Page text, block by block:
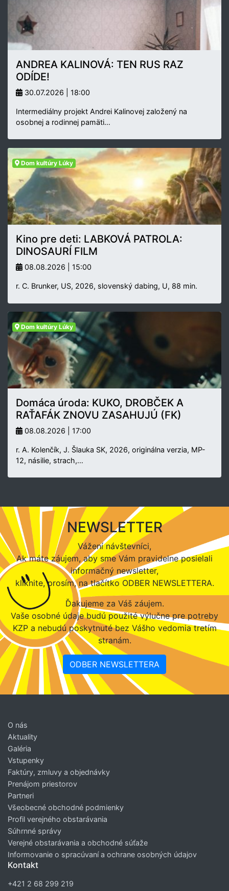
ANDREA KALINOVÁ: TEN RUS RAZ
ODÍDE!
30.07.2026 | 18:00
Intermediálny projekt Andrei Kalinovej založený na
osobnej a rodinnej pamäti…
Dom kultúry Lúky
Kino pre deti: LABKOVÁ PATROLA:
DINOSAURÍ FILM
08.08.2026 | 15:00
r. C. Brunker, US, 2026, slovenský dabing, U, 88 min.
Dom kultúry Lúky
Domáca úroda: KUKO, DROBČEK A
RAŤAFÁK ZNOVU ZASAHUJÚ (FK)
08.08.2026 | 17:00
r. A. Kolenčík, J. Šlauka SK, 2026, originálna verzia, MP-
12, násilie, strach,…
NEWSLETTER
Vážení návštevníci,
Ak máte záujem, aby sme Vám pravidelne posielali
informačný newsletter,
kliknite, prosím, na tlačítko ODBER NEWSLETTERA.
Ďakujeme za Váš záujem.
Vaše osobné údaje budú použité výlučne pre potreby
KZP a nebudú poskytnuté bez Vášho vedomia tretím
stranám.
ODBER NEWSLETTERA
O nás
Aktuality
Galéria
Vstupenky
Faktúry, zmluvy a objednávky
Prenájom priestorov
Partneri
Všeobecné obchodné podmienky
Profil verejného obstarávania
Súhrnné správy
Verejné obstarávania a obchodné súťaže
Informovanie o spracúvaní a ochrane osobných údajov
Kontakt
+421 2 68 299 219